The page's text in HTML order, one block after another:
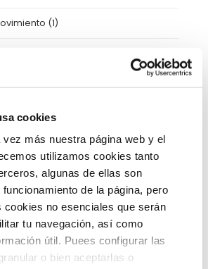
cookies
vez más nuestra página web y el
utilizamos cookies tanto
algunas de ellas son
de la página, pero
cookies no esenciales que serán
tu navegación, así como
útil. Puees configurar las
o bien aceptarlas o
(1)
(15)
ARCHIVO